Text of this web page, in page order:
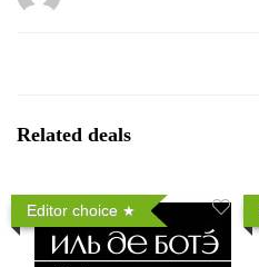
Related deals
Editor choice